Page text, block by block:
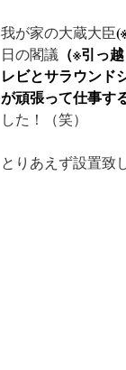
我が家の大蔵大臣
日の閣議 （※引っ
レビとサラウンド
が頑張って仕事す
した！（笑）
とりあえず設置致